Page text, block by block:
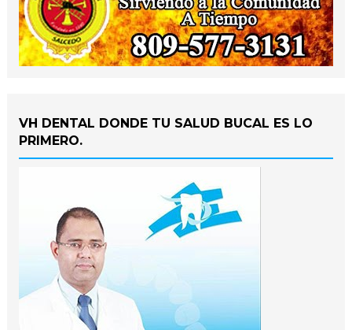
VH DENTAL DONDE TU SALUD BUCAL ES LO
PRIMERO.